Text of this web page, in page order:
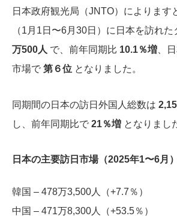
日本政府観光局（JNTO）によります
（1月1日〜6月30日）に日本を訪れ
万500人 で、前年同期比 10.1％増 、
市場で 第６位 となりました。
同期間の日本の訪日外国人総数は
し、前年同期比で 21％増 となりまし
日本の主要訪日市場（2025年1〜6月）
韓国 – 478万3,500人（+7.7％）
中国 – 471万8,300人（+53.5％）